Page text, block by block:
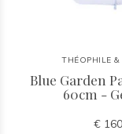
THÉOPHILE &
Blue Garden
60cm -
€